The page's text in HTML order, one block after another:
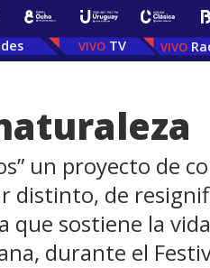
TV
un proyecto de
de
sostiene la
durante el